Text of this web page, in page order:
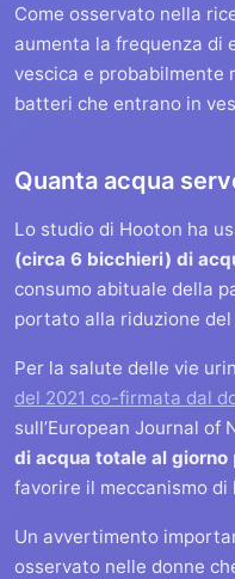
Come osservato nella
aumenta la frequenza di
vescica e probabilmente
batteri che entrano in
Quanta acqua
Lo studio di Hooton ha
(circa 6 bicchieri) di
consumo abituale della
portato alla riduzione del
Per la salute delle vie
del 2021 co-firmata dal
sull’European Journal of
di acqua totale al giorno
favorire il meccanismo di
Un avvertimento
osservato nelle donne